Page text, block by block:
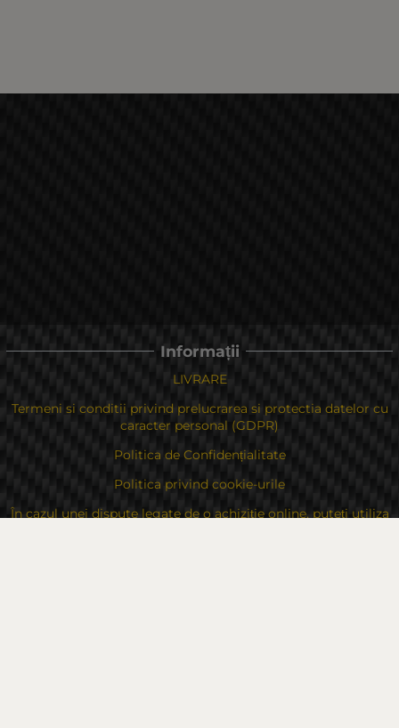
Informații
LIVRARE
Termeni si conditii privind prelucrarea si protectia datelor cu
caracter personal (GDPR)
Politica de Confidențialitate
Politica privind cookie-urile
În cazul unei dispute legate de o achiziție online, puteți utiliza